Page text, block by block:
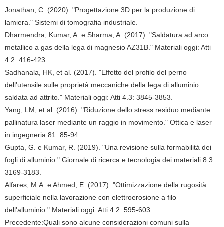
Jonathan, C. (2020). "Progettazione 3D per la produzione di
lamiera." Sistemi di tomografia industriale.
Dharmendra, Kumar, A. e Sharma, A. (2017). "Saldatura ad arco
metallico a gas della lega di magnesio AZ31B." Materiali oggi: Atti
4.2: 416-423.
Sadhanala, HK, et al. (2017). "Effetto del profilo del perno
dell'utensile sulle proprietà meccaniche della lega di alluminio
saldata ad attrito." Materiali oggi: Atti 4.3: 3845-3853.
Yang, LM, et al. (2016). "Riduzione dello stress residuo mediante
pallinatura laser mediante un raggio in movimento." Ottica e laser
in ingegneria 81: 85-94.
Gupta, G. e Kumar, R. (2019). "Una revisione sulla formabilità dei
fogli di alluminio." Giornale di ricerca e tecnologia dei materiali 8.3:
3169-3183.
Alfares, M.A. e Ahmed, E. (2017). "Ottimizzazione della rugosità
superficiale nella lavorazione con elettroerosione a filo
dell'alluminio." Materiali oggi: Atti 4.2: 595-603.
Precedente:Quali sono alcune considerazioni comuni sulla